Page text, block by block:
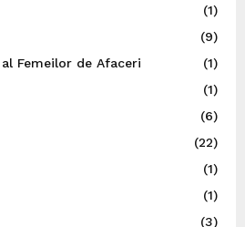
(1)
(9)
Femeilor de Afaceri
(1)
(1)
(6)
(22)
(1)
(1)
(3)